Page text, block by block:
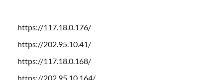
https://117.18.0.176/
https://202.95.10.41/
https://117.18.0.168/
https://202.95.10.164/